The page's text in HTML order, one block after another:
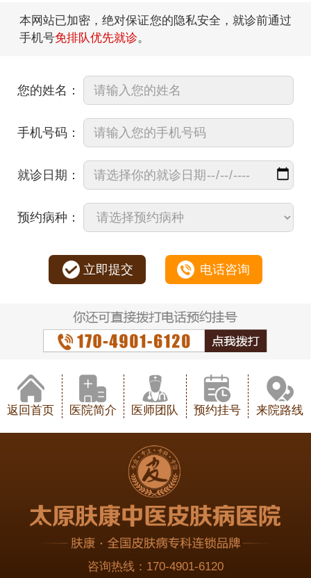
本网站已加密，绝对保证您的隐私安全，就诊前通过
手机号免排队优先就诊。
您的姓名：
手机号码：
就诊日期：
预约病种：
立即提交 电话咨询
返回首页 医院简介 医师团队 预约挂号 来院路线
咨询热线： 170-4901-6120